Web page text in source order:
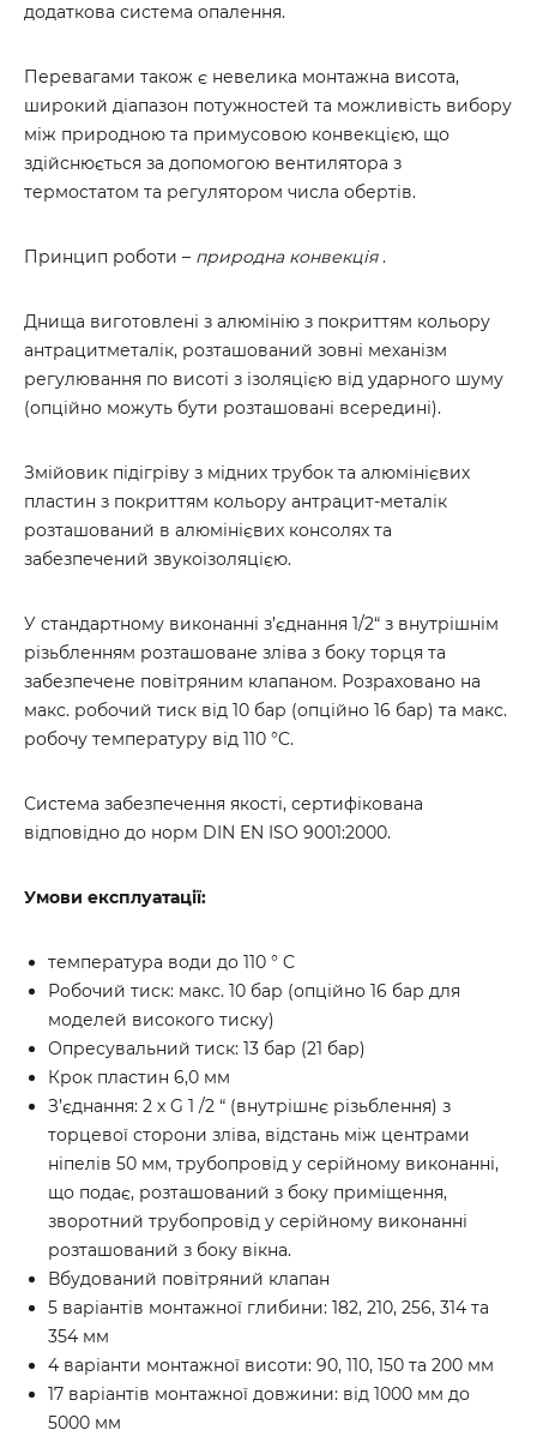
додаткова система опалення.
Перевагами також є невелика монтажна висота,
широкий діапазон потужностей та можливість вибору
між природною та примусовою конвекцією, що
здійснюється за допомогою вентилятора з
термостатом та регулятором числа обертів.
Принцип роботи – природна конвекція.
Днища виготовлені з алюмінію з покриттям кольору
антрацитметалік, розташований зовні механізм
регулювання по висоті з ізоляцією від ударного шуму
(опційно можуть бути розташовані всередині).
Змійовик підігріву з мідних трубок та алюмінієвих
пластин з покриттям кольору антрацит-металік
розташований в алюмінієвих консолях та
забезпечений звукоізоляцією.
У стандартному виконанні з’єднання 1/2“ з внутрішнім
різьбленням розташоване зліва з боку торця та
забезпечене повітряним клапаном. Розраховано на
макс. робочий тиск від 10 бар (опційно 16 бар) та макс.
робочу температуру від 110 °C.
Система забезпечення якості, сертифікована
відповідно до норм DIN EN ISO 9001:2000.
Умови експлуатації:
температура води до 110 ° C
Робочий тиск: макс. 10 бар (опційно 16 бар для
моделей високого тиску)
Опресувальний тиск: 13 бар (21 бар)
Крок пластин 6,0 мм
З’єднання: 2 x G 1 /2 “ (внутрішнє різьблення) з
торцевої сторони зліва, відстань між центрами
ніпелів 50 мм, трубопровід у серійному виконанні,
що подає, розташований з боку приміщення,
зворотний трубопровід у серійному виконанні
розташований з боку вікна.
Вбудований повітряний клапан
5 варіантів монтажної глибини: 182, 210, 256, 314 та
354 мм
4 варіанти монтажної висоти: 90, 110, 150 та 200 мм
17 варіантів монтажної довжини: від 1000 мм до
5000 мм